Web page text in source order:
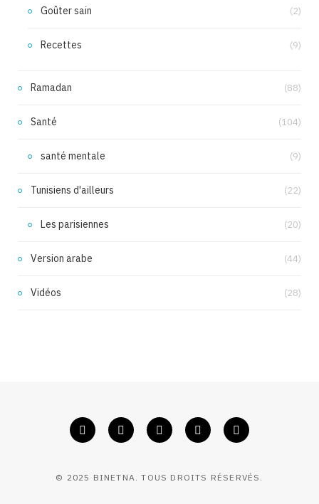
Goûter sain (2)
Recettes (9)
Ramadan (88)
Santé (104)
santé mentale (9)
Tunisiens d'ailleurs (22)
Les parisiennes (20)
Version arabe (44)
Vidéos (28)
© 2025 BINETNA. TOUS DROITS RÉSERVÉS.